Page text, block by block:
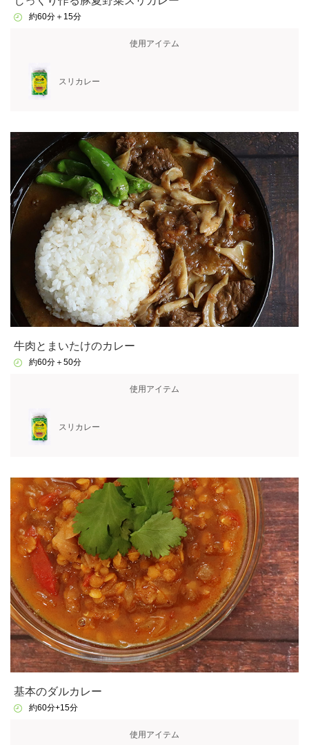
約60分＋15分
使用アイテム
スリカレー
牛肉とまいたけのカレー
約60分＋50分
使用アイテム
スリカレー
基本のダルカレー
約60分+15分
使用アイテム